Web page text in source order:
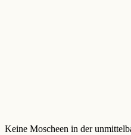
Keine Moscheen in der